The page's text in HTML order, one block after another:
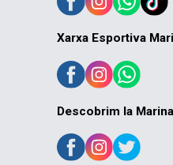
Xarxa Esportiva
Descobrim la